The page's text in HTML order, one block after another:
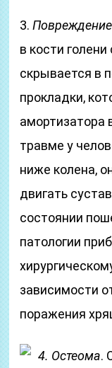
3.
в кости
скрывается в
прокладки,
амортизатора
травме у
ниже колена,
двигать
состоянии
патологии
зависимости
поражения
4. Остеома.